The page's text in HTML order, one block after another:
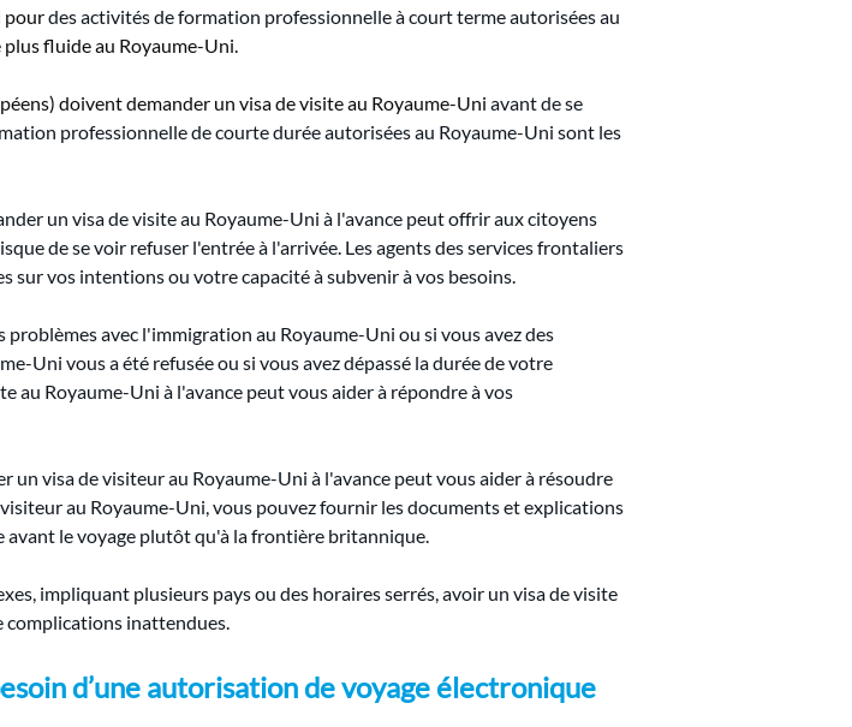
pourdes activités de formation professionnelle à court terme autorisées au
fluide au Royaume-Uni.
doivent demander un visa de visite au Royaume-Uni avant de se
professionnelle de courte durée autorisées au Royaume-Uni sont les
un visa de visite au Royaume-Uni à l'avance peut offrir aux citoyens
de se voir refuser l'entrée à l'arrivée. Les agents des services frontaliers
vos intentions ou votre capacité à subvenir à vos besoins.
problèmes avec l'immigration au Royaume-Uni ou si vous avez des
Uni vous a été refusée ou si vous avez dépassé la durée de votre
Royaume-Uni à l'avance peut vous aider à répondre à vos
un visa de visiteur au Royaume-Uni à l'avance peut vous aider à résoudre
au Royaume-Uni, vous pouvez fournir les documents et explications
le voyage plutôt qu'à la frontière britannique.
impliquant plusieurs pays ou des horaires serrés, avoir un visa de visite
complications inattendues.
d’une autorisation de voyage électronique